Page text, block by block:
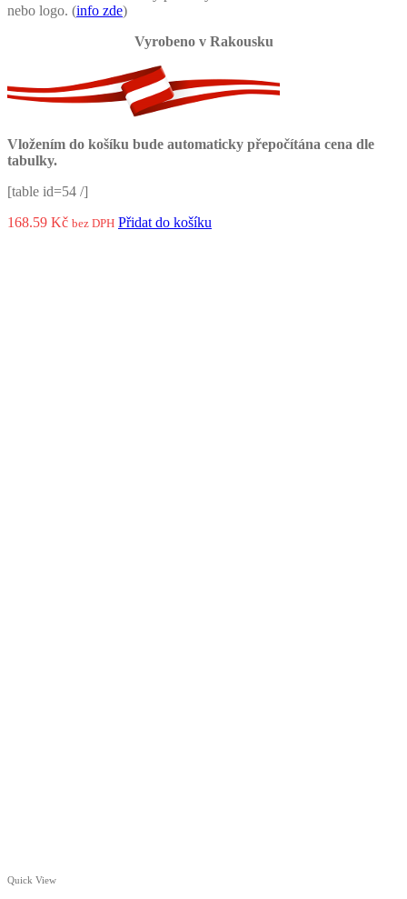
nebo logo. (info zde)
Vyrobeno v Rakousku
Vložením do košíku bude automaticky přepočítána cena dle
tabulky.
[table id=54 /]
168.59 Kč bez DPH Přidat do košíku
Quick View